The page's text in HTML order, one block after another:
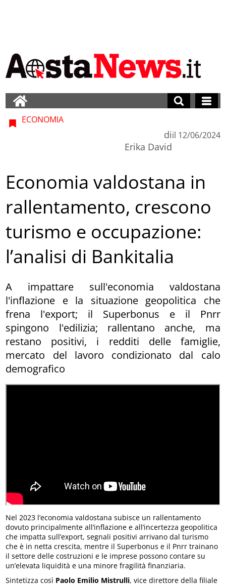
ECONOMIA
di
Erika David
il 12/06/2024
Economia valdostana in
rallentamento, crescono
turismo e occupazione:
l’analisi di Bankitalia
A impattare sull'economia valdostana
l'inflazione e la situazione geopolitica che
frena l'export; il Superbonus e il Pnrr
spingono l'edilizia; rallentano anche, ma
restano positivi, i redditi delle famiglie,
mercato del lavoro condizionato dal calo
demografico
Nel 2023 l’economia valdostana subisce un rallentamento
dovuto principalmente all’inflazione e all’incertezza geopolitica
che impatta sull’export, segnali positivi arrivano dal turismo
che è in netta crescita, mentre il Superbonus e il Pnrr trainano
il settore delle costruzioni e le imprese possono contare su
un’elevata liquidità e una minore fragilità finanziaria.
Sintetizza così Paolo Emilio Mistrulli, vice direttore della filiale